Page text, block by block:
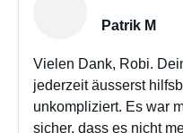
Patrik M
Vielen Dank, Robi.
jederzeit äusserst
unkompliziert. Es war
sicher, dass es nicht